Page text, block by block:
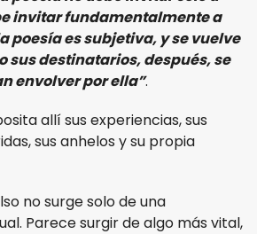
invitar fundamentalmente a
poesía es subjetiva, y se vuelve
sus destinatarios, después, se
envolver por ella”.
allí sus experiencias, sus
sus anhelos y su propia
no surge solo de una
Parece surgir de algo más vital,